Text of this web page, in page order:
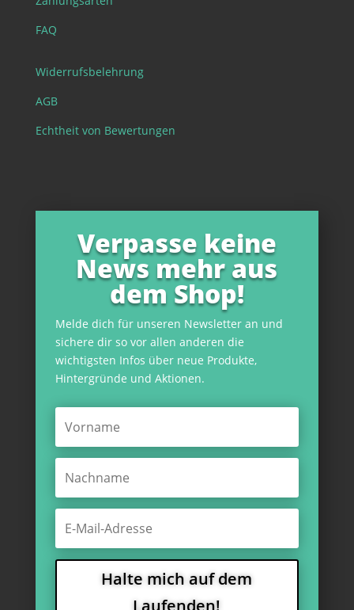
FAQ
Widerrufsbelehrung
AGB
Echtheit von Bewertungen
Verpasse keine
News mehr aus
dem Shop!
Melde dich für unseren Newsletter an und
sichere dir so vor allen anderen die
wichtigsten Infos über neue Produkte,
Hintergründe und Aktionen.
Halte mich auf dem